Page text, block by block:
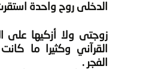
الدخلى روح واحدة
زوجتى ولا أزكيها على
القرآني وكثيرا ما
الفجر .